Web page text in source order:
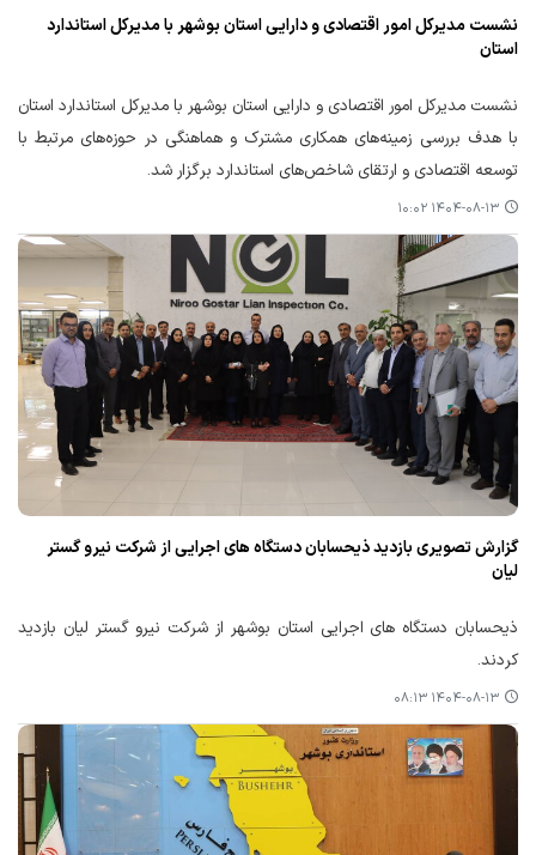
نشست مدیرکل امور اقتصادی و دارایی استان بوشهر با مدیرکل استاندارد
استان
نشست مدیرکل امور اقتصادی و دارایی استان بوشهر با مدیرکل استاندارد استان
با هدف بررسی زمینه‌های همکاری مشترک و هماهنگی در حوزه‌های مرتبط با
توسعه اقتصادی و ارتقای شاخص‌های استاندارد برگزار شد.
۱۴۰۴-۰۸-۱۳ ۱۰:۰۲
گزارش تصویری بازدید ذیحسابان دستگاه های اجرایی از شرکت نیرو گستر
لیان
ذیحسابان دستگاه های اجرایی استان بوشهر از شرکت نیرو گستر لیان بازدید
کردند.
۱۴۰۴-۰۸-۱۳ ۰۸:۱۳